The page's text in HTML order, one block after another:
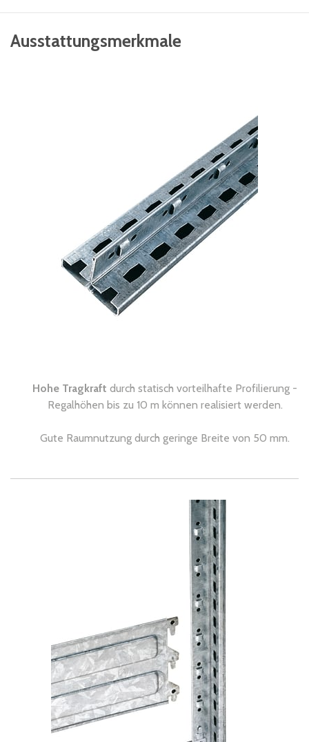
Ausstattungsmerkmale
Hohe Tragkraft durch statisch vorteilhafte Profilierung -
Regalhöhen bis zu 10 m können realisiert werden.
Gute Raumnutzung durch geringe Breite von 50 mm.